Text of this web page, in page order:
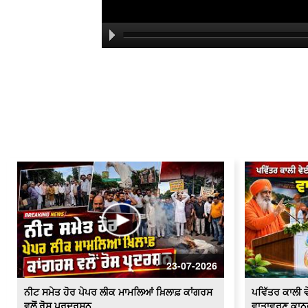
23-07-2026
ਨੀਟ ਸਮੇਤ ਹੋਰ ਪੇਪਰ ਲੀਕ ਮਾਮਲਿਆਂ ਖ਼ਿਲਾਫ਼ ਕਾਂਗਰਸ
ਪਵਿੱਤਰ ਕਾਲੀ